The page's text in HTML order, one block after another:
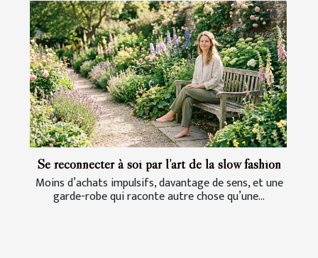
Se reconnecter à soi par l’art de la slow fashion
Moins d’achats impulsifs, davantage de sens, et une
garde-robe qui raconte autre chose qu’une...